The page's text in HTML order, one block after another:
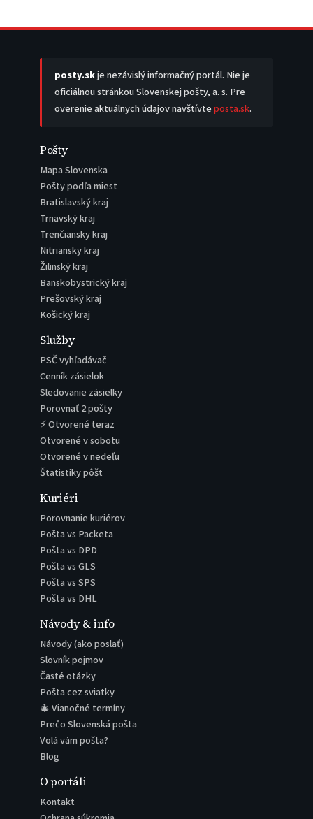
posty.skje nezávislý informačný portál. Nie je
oficiálnou stránkou Slovenskej pošty, a. s. Pre
overenie aktuálnych údajov navštívteposta.sk.
Pošty
Mapa Slovenska
Pošty podľa miest
Bratislavský kraj
Trnavský kraj
Trenčiansky kraj
Nitriansky kraj
Žilinský kraj
Banskobystrický kraj
Prešovský kraj
Košický kraj
Služby
PSČ vyhľadávač
Cenník zásielok
Sledovanie zásielky
Porovnať 2 pošty
⚡ Otvorené teraz
Otvorené v sobotu
Otvorené v nedeľu
Štatistiky pôšt
Kuriéri
Porovnanie kuriérov
Pošta vs Packeta
Pošta vs DPD
Pošta vs GLS
Pošta vs SPS
Pošta vs DHL
Návody & info
Návody (ako poslať)
Slovník pojmov
Časté otázky
Pošta cez sviatky
🎄 Vianočné termíny
Prečo Slovenská pošta
Volá vám pošta?
Blog
O portáli
Kontakt